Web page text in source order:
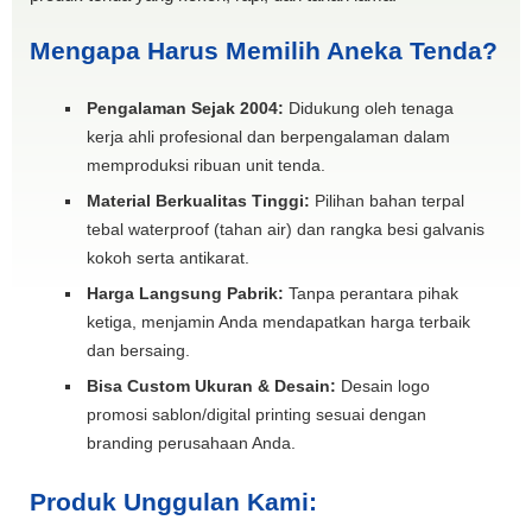
Mengapa Harus Memilih Aneka Tenda?
Pengalaman Sejak 2004: Didukung oleh tenaga
kerja ahli profesional dan berpengalaman dalam
memproduksi ribuan unit tenda.
Material Berkualitas Tinggi: Pilihan bahan terpal
tebal waterproof (tahan air) dan rangka besi galvanis
kokoh serta antikarat.
Harga Langsung Pabrik: Tanpa perantara pihak
ketiga, menjamin Anda mendapatkan harga terbaik
dan bersaing.
Bisa Custom Ukuran & Desain: Desain logo
promosi sablon/digital printing sesuai dengan
branding perusahaan Anda.
Produk Unggulan Kami: